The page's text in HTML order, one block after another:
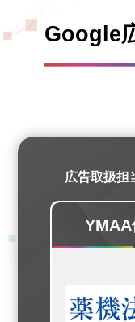
Google
広告取扱担
YMAA